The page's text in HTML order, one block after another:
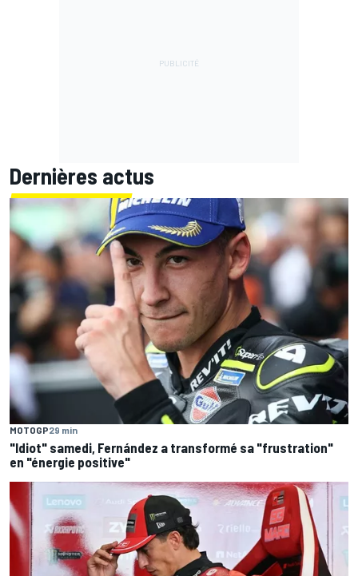
Dernières actus
MOTOGP29 min
"Idiot" samedi, Fernández a transformé sa "frustration"
en "énergie positive"